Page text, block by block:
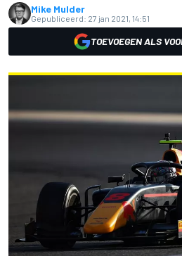
Mike Mulder
Gepubliceerd: 27 jan 2021, 14:51
TOEVOEGEN ALS